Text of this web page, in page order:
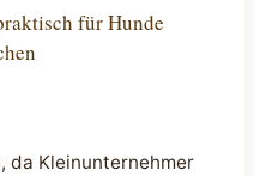
für Hunde
da Kleinunternehmer